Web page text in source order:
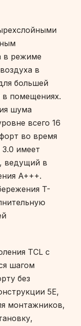
в режиме
в
большей
в помещениях.
шума
всего 16
во время
имеет
ведущий в
A+++.
T-
TCL с
шагом
без
5E,
монтажников,